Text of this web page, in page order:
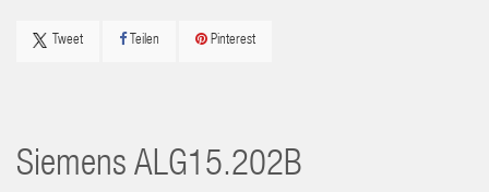
Tweet Teilen Pinterest
Siemens ALG15.202B